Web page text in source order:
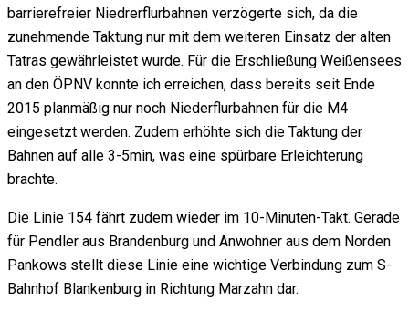
barrierefreier Niedrerflurbahnen verzögerte sich, da die
zunehmende Taktung nur mit dem weiteren Einsatz der alten
Tatras gewährleistet wurde. Für die Erschließung Weißensees
an den ÖPNV konnte ich erreichen, dass bereits seit Ende
2015 planmäßig nur noch Niederflurbahnen für die M4
eingesetzt werden. Zudem erhöhte sich die Taktung der
Bahnen auf alle 3-5min, was eine spürbare Erleichterung
brachte.
Die Linie 154 fährt zudem wieder im 10-Minuten-Takt. Gerade
für Pendler aus Brandenburg und Anwohner aus dem Norden
Pankows stellt diese Linie eine wichtige Verbindung zum S-
Bahnhof Blankenburg in Richtung Marzahn dar.